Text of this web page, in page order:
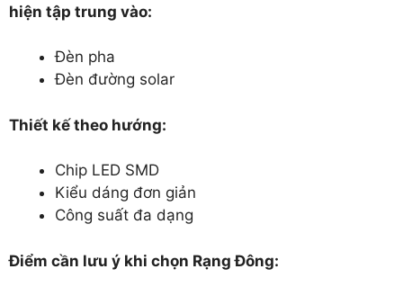
hiện tập trung vào:
Đèn pha
Đèn đường solar
Thiết kế theo hướng:
Chip LED SMD
Kiểu dáng đơn giản
Công suất đa dạng
Điểm cần lưu ý khi chọn Rạng Đông: